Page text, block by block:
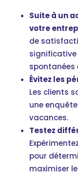
Suite à un
votre
de
significative
spontanées
Évitez les
Les clients
une
vacances.
Testez
pour
maximiser